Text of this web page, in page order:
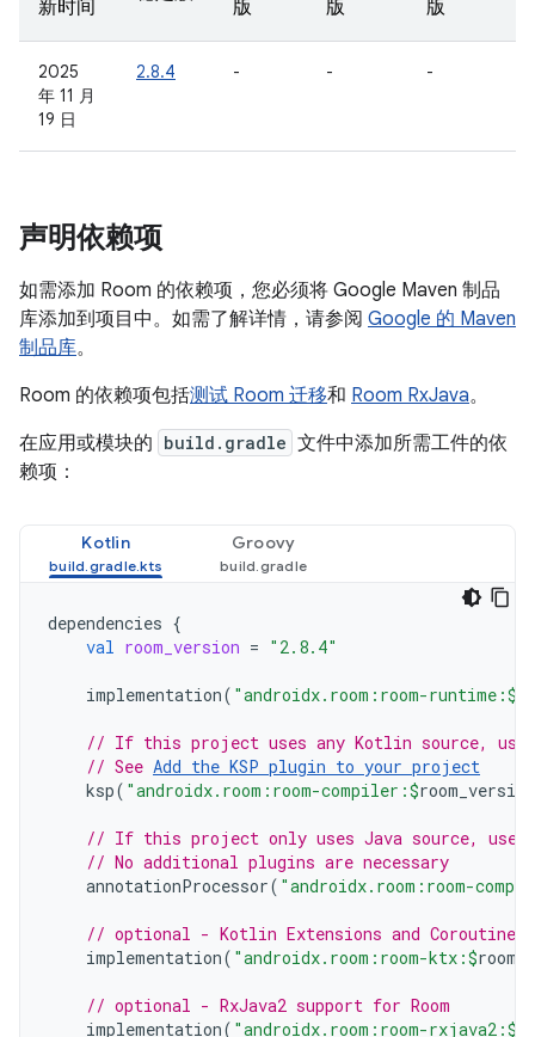
新时间
版
版
版
2025
年 11 月
19 日
2.8.4 - - -
声明依赖项
如需添加 Room 的依赖项，您必须将 Google Maven 制品
库添加到项目中。如需了解详情，请参阅 Google 的 Maven
制品库。
Room 的依赖项包括测试 Room 迁移和 Room RxJava。
在应用或模块的 build.gradle 文件中添加所需工件的依
赖项：
Kotlin Groovy
dependencies {
val room_version = "2.8.4"
implementation( "androidx.room:room-runtime:$
// If this project uses any Kotlin source, use
// See Add the KSP plugin to your project
ksp( "androidx.room:room-compiler:$room_version
// If this project only uses Java source, use
// No additional plugins are necessary
annotationProcessor( "androidx.room:room-
// optional - Kotlin Extensions and Coroutines
implementation( "androidx.room:room-ktx:$
// optional - RxJava2 support for Room
implementation( "androidx.room:room-rxjava2:$